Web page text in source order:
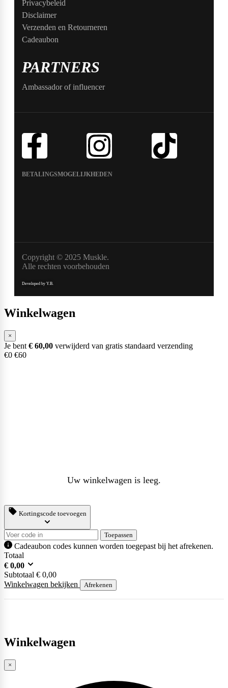
Privacybeleid
Disclaimer
Verzenden en Retourneren
Cadeaubon
PARTNERS
Ambassador of influencer
BETALINGSMOGELIJKHEDEN
Copyright © 2025 Muskle.
Alle rechten voorbehouden
Developed by Y.B.
Winkelwagen
×
Je bent € 60,00 verwijderd van gratis standaard verzending
€0 €60
Uw winkelwagen is leeg.
Kortingscode toevoegen
Toepassen
Cadeaubon codes kunnen worden toegepast bij het afrekenen.
Totaal
€ 0,00
Subtotaal € 0,00
Winkelwagen bekijken
Afrekenen
Winkelwagen
×